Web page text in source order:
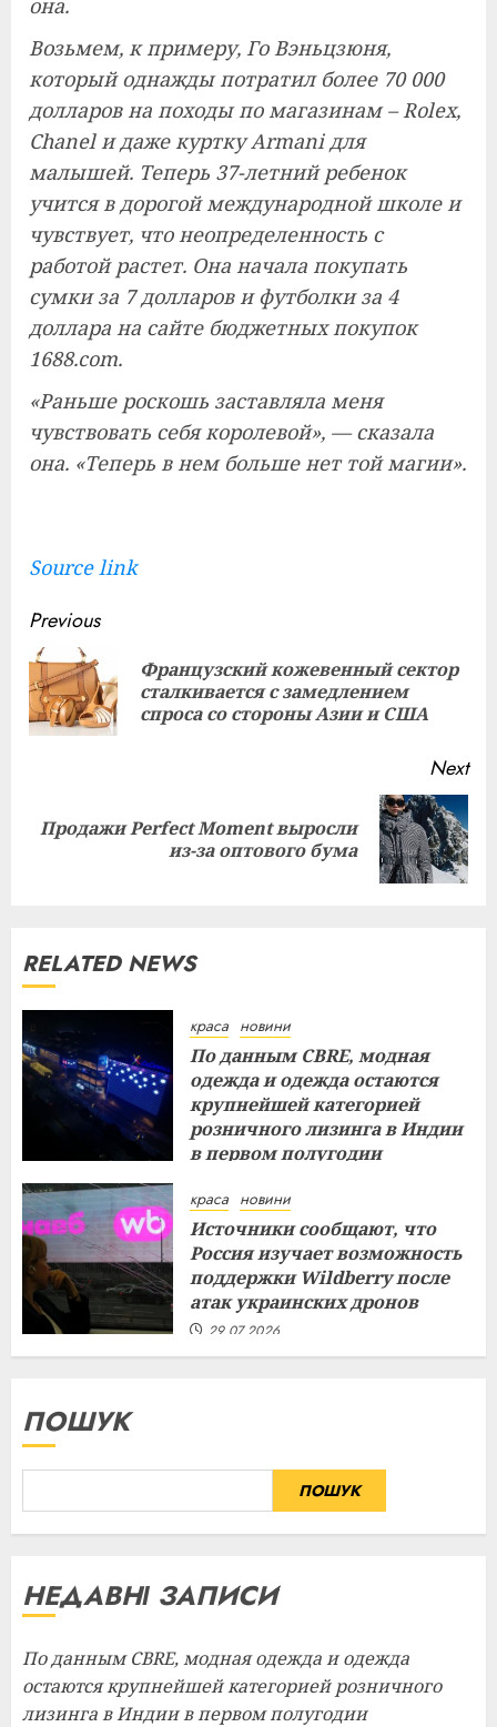
она.
Возьмем, к примеру, Го Вэньцзюня,
который однажды потратил более 70 000
долларов на походы по магазинам – Rolex,
Chanel и даже куртку Armani для
малышей. Теперь 37-летний ребенок
учится в дорогой международной школе и
чувствует, что неопределенность с
работой растет. Она начала покупать
сумки за 7 долларов и футболки за 4
доллара на сайте бюджетных покупок
1688.com.
«Раньше роскошь заставляла меня
чувствовать себя королевой», — сказала
она. «Теперь в нем больше нет той магии».
Source link
Continue
Reading
Previous
Французский кожевенный сектор
сталкивается с замедлением
спроса со стороны Азии и США
Next
Next
Продажи Perfect Moment выросли
из-за оптового бума
RELATED NEWS
краса новини
По данным CBRE, модная
одежда и одежда остаются
крупнейшей категорией
розничного лизинга в Индии
в первом полугодии
краса новини
Источники сообщают, что
Россия изучает возможность
поддержки Wildberry после
атак украинских дронов
29.07.2026
ПОШУК
ПОШУК
НЕДАВНІ ЗАПИСИ
По данным CBRE, модная одежда и одежда
остаются крупнейшей категорией розничного
лизинга в Индии в первом полугодии